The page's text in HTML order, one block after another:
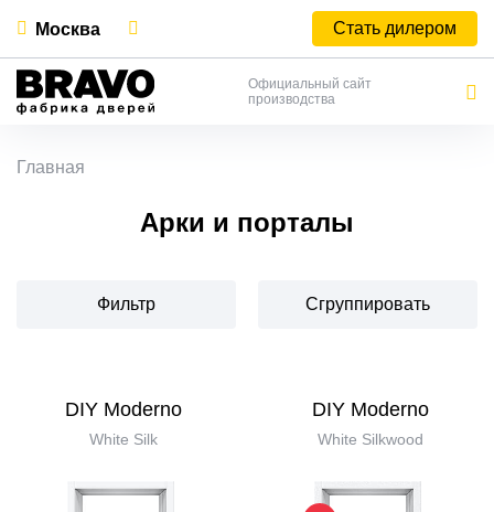
Москва Стать дилером
Официальный сайт
производства
Главная
Арки и порталы
Фильтр Сгруппировать
DIY Moderno
White Silk
DIY Moderno
White Silkwood